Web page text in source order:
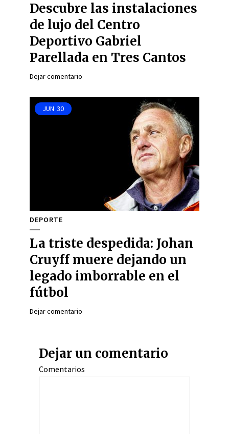
Descubre las instalaciones
de lujo del Centro
Deportivo Gabriel
Parellada en Tres Cantos
Dejar comentario
JUN 30
DEPORTE
La triste despedida: Johan
Cruyff muere dejando un
legado imborrable en el
fútbol
Dejar comentario
Dejar un comentario
Comentarios